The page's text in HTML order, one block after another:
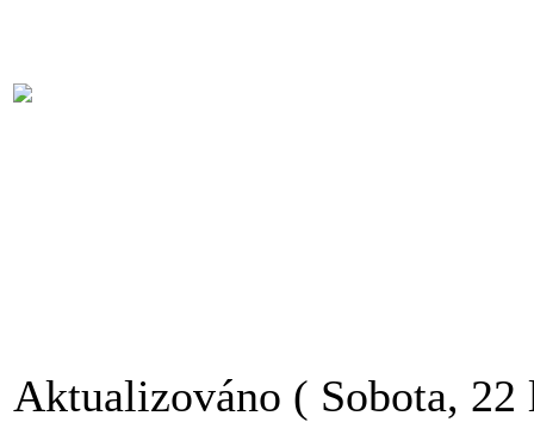
Aktualizováno ( Sobota, 22